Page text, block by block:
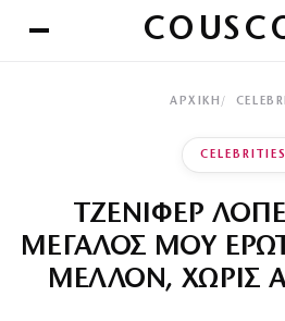
ΑΡΧΙΚΉ
CELEBRITIES
ΤΖΕΝΙΦΕΡ
ΜΕΓΑΛΟΣ ΜΟΥ
ΜΕΛΛΟΝ, ΧΩΡΙΣ